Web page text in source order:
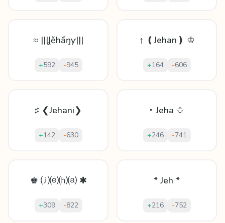
≈ |||Ʝěhấŋƴ|||
+592 -945
↑ ❪Jehan❫ ♔
+164 -606
♯ ❮Jehani❯
+142 -630
‣ Jeha ✩
+246 -741
♚ ⒥⒠⒣⒜ ✱
+309 -822
* Jeh *
+216 -752